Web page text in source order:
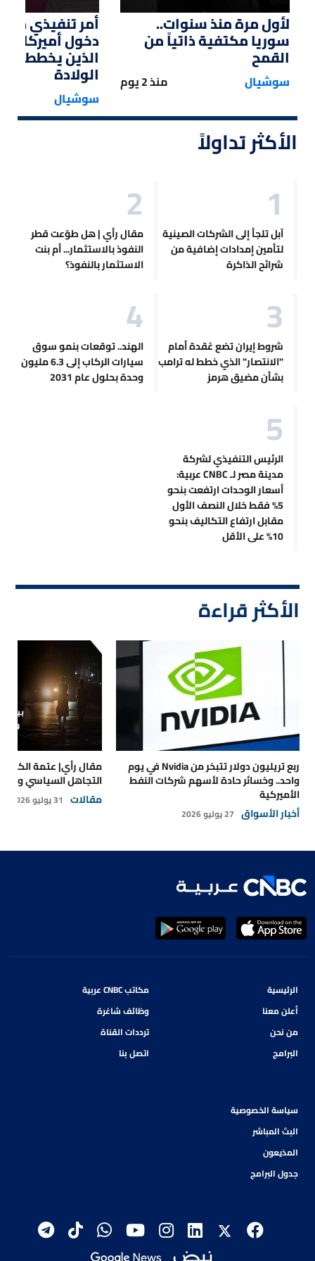
لأول مرة منذ سنوات..
سوريا مكتفية ذاتياً من
القمح
سوشيال منذ 2 يوم
أمر تنفيذي من
دخول أميركا
الذين يخططون
الولادة
سوشيال
الأكثر تداولاً
آبل تلجأ إلى الشركات الصينية
لتأمين إمدادات إضافية من
شرائح الذاكرة
مقال رأي | هل طوّعت قطر
النفوذ بالاستثمار... أم بنت
الاستثمار بالنفوذ؟
شروط إيران تضع عُقدة أمام
"الانتصار" الذي خطط له ترامب
بشأن مضيق هرمز
الهند.. توقعات بنمو سوق
سيارات الركاب إلى 6.3 مليون
وحدة بحلول عام 2031
الرئيس التنفيذي لشركة
مدينة مصر لـ CNBC عربية:
أسعار الوحدات ارتفعت بنحو
5% فقط خلال النصف الأول
مقابل ارتفاع التكاليف بنحو
10% على الأقل
الأكثر قراءة
ربع تريليون دولار تتبخر من Nvidia في يوم
واحد.. وخسائر حادة لأسهم شركات النفط
الأميركية
أخبار الأسواق 27 يوليو 2026
مقال رأي| عتمة
التجاهل السياسي
مقالات 31 يوليو 2026
الرئيسية
أعلن معنا
من نحن
البرامج
مكاتب CNBC عربية
وظائف شاغرة
ترددات القناة
اتصل بنا
سياسة الخصوصية
البث المباشر
المذيعون
جدول البرامج